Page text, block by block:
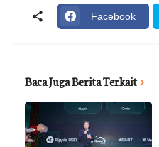
Facebook
Baca Juga Berita Terkait